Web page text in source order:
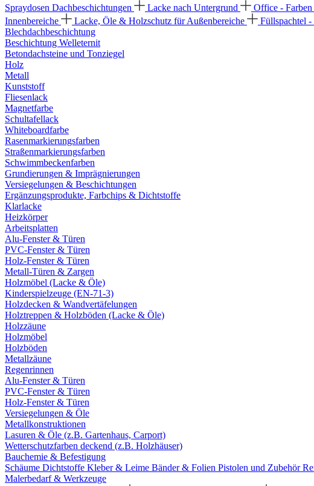
Spraydosen Dachbeschichtungen Lacke nach Untergrund Office -
Innenbereiche
Lacke, Öle & Holzschutz für Außenbereiche
Füllspachtel -
Blechdachbeschichtung
Beschichtung Welleternit
Betondachsteine und Tonziegel
Holz
Metall
Kunststoff
Fliesenlack
Magnetfarbe
Schultafellack
Whiteboardfarbe
Rasenmarkierungsfarben
Straßenmarkierungsfarben
Schwimmbeckenfarben
Grundierungen & Imprägnierungen
Versiegelungen & Beschichtungen
Ergänzungsprodukte, Farbchips & Dichtstoffe
Klarlacke
Heizkörper
Arbeitsplatten
Alu-Fenster & Türen
PVC-Fenster & Türen
Holz-Fenster & Türen
Metall-Türen & Zargen
Holzmöbel (Lacke & Öle)
Kinderspielzeuge (EN-71-3)
Holzdecken & Wandvertäfelungen
Holztreppen & Holzböden (Lacke & Öle)
Holzzäune
Holzmöbel
Holzböden
Metallzäune
Regenrinnen
Alu-Fenster & Türen
PVC-Fenster & Türen
Holz-Fenster & Türen
Versiegelungen & Öle
Metallkonstruktionen
Lasuren & Öle (z.B. Gartenhaus, Carport)
Wetterschutzfarben deckend (z.B. Holzhäuser)
Bauchemie & Befestigung
Schäume Dichtstoffe Kleber & Leime Bänder & Folien Pistolen und Zubehör
Malerbedarf & Werkzeuge